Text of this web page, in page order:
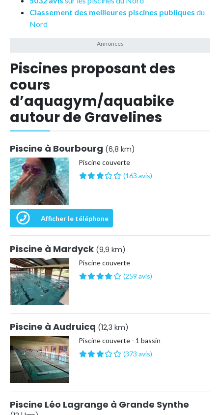
Classement des meilleures piscines publiques du
Nord
Piscines proposant des
cours
d’aquagym/aquabike
autour de Gravelines
Piscine à Bourbourg (6,8 km)
Piscine couverte
(163 avis)
Afficher le téléphone
Piscine à Mardyck (9,9 km)
Piscine couverte
(259 avis)
Piscine à Audruicq (12,3 km)
Piscine couverte - 1 bassin
(373 avis)
Piscine Léo Lagrange à Grande Synthe